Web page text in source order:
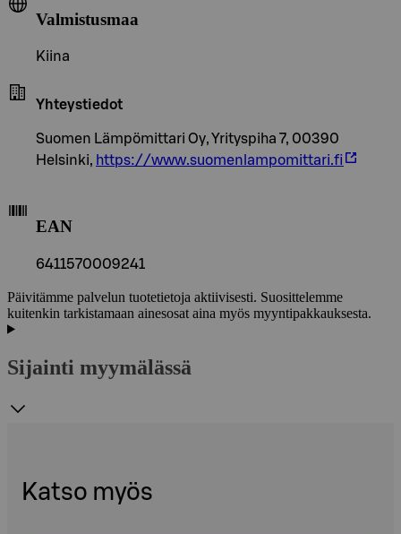
Valmistusmaa
Kiina
Yhteystiedot
Suomen Lämpömittari Oy, Yrityspiha 7, 00390
Helsinki, https://www.suomenlampomittari.fi
EAN
6411570009241
Päivitämme palvelun tuotetietoja aktiivisesti. Suosittelemme
kuitenkin tarkistamaan ainesosat aina myös myyntipakkauksesta.
Sijainti myymälässä
Katso myös